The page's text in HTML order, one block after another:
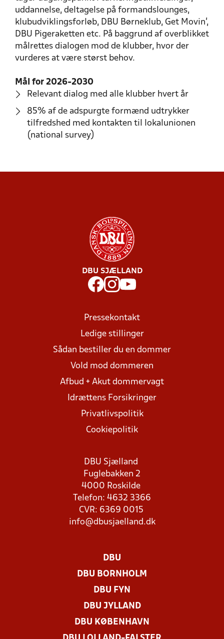
uddannelse, deltagelse på formandslounges,
klubudviklingsforløb, DBU Børneklub, Get Movin',
DBU Pigeraketten etc. På baggrund af overblikket
målrettes dialogen mod de klubber, hvor der
vurderes at være størst behov.
Mål for 2026-2030
Relevant dialog med alle klubber hvert år
85% af de adspurgte formænd udtrykker
tilfredshed med kontakten til lokalunionen
(national survey)
DBU SJÆLLAND
Pressekontakt
Ledige stillinger
Sådan bestiller du en dommer
Vold mod dommeren
Afbud + Akut dommervagt
Idrættens Forsikringer
Privatlivspolitik
Cookiepolitik
DBU Sjælland
Fuglebakken 2
4000 Roskilde
Telefon: 4632 3366
CVR: 6369 0015
info@dbusjaelland.dk
DBU
DBU BORNHOLM
DBU FYN
DBU JYLLAND
DBU KØBENHAVN